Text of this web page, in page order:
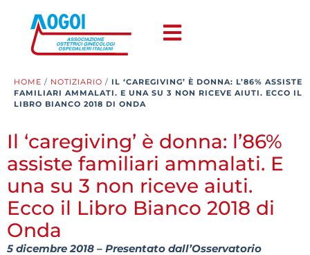
HOME / NOTIZIARIO / IL ‘CAREGIVING’ È DONNA: L’86% ASSISTE
FAMILIARI AMMALATI. E UNA SU 3 NON RICEVE AIUTI. ECCO IL
LIBRO BIANCO 2018 DI ONDA
Il ‘caregiving’ è donna: l’86%
assiste familiari ammalati. E
una su 3 non riceve aiuti.
Ecco il Libro Bianco 2018 di
Onda
5 dicembre 2018 – Presentato dall’Osservatorio